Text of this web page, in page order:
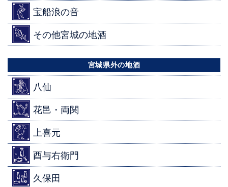
宝船浪の音
その他宮城の地酒
宮城県外の地酒
八仙
花邑・両関
上喜元
酉与右衛門
久保田